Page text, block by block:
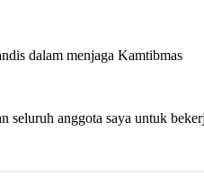
dalam menjaga Kamtibmas
anggota saya untuk